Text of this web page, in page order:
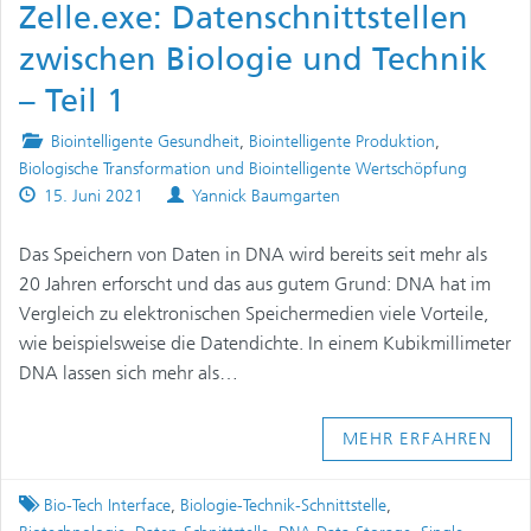
Zelle.exe: Datenschnittstellen
zwischen Biologie und Technik
– Teil 1
Posted
in
Biointelligente Gesundheit, Biointelligente Produktion,
Biologische Transformation und Biointelligente Wertschöpfung
Published
15. Juni 2021 Authors
Yannick Baumgarten
Das Speichern von Daten in DNA wird bereits seit mehr als
20 Jahren erforscht und das aus gutem Grund: DNA hat im
Vergleich zu elektronischen Speichermedien viele Vorteile,
wie beispielsweise die Datendichte. In einem Kubikmillimeter
DNA lassen sich mehr als…
MEHR ERFAHREN
Tagged
Bio-Tech Interface, Biologie-Technik-Schnittstelle,